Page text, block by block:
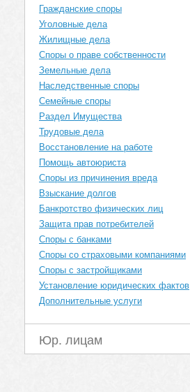
Гражданские споры
Уголовные дела
Жилищные дела
Споры о праве собственности
Земельные дела
Наследственные споры
Семейные споры
Раздел Имущества
Трудовые дела
Восстановление на работе
Помощь автоюриста
Споры из причинения вреда
Взыскание долгов
Банкротство физических лиц
Защита прав потребителей
Споры с банками
Споры со страховыми компаниями
Споры с застройщиками
Установление юридических фактов
Дополнительные услуги
Юр. лицам